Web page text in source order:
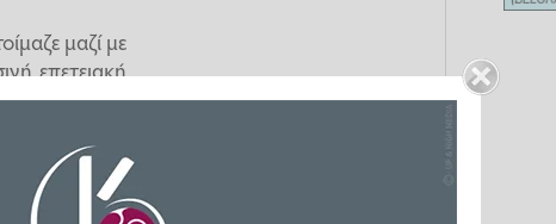
μαζί με
επετειακή
να…
που
του δεν